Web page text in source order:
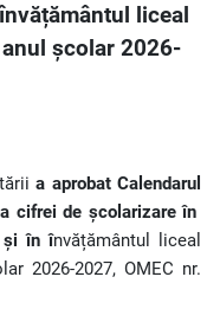
liceal
școlar 2026-
a aprobat Calendarul
cifrei de școlarizare în
și în învățământul liceal
2026-2027, OMEC nr.